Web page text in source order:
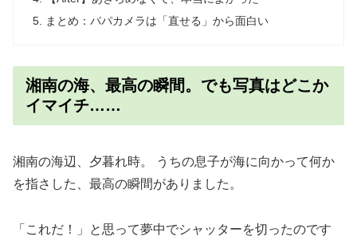
まとめ：パパカメラは「直せる」から面白い
湘南の海、最高の瞬間。でも写真はどこか
イマイチ……
湘南の海辺、夕暮れ時。 うちの息子が海に向かって何か
を指さした、最高の瞬間がありました。
「これだ！」と思って夢中でシャッターを切ったのです